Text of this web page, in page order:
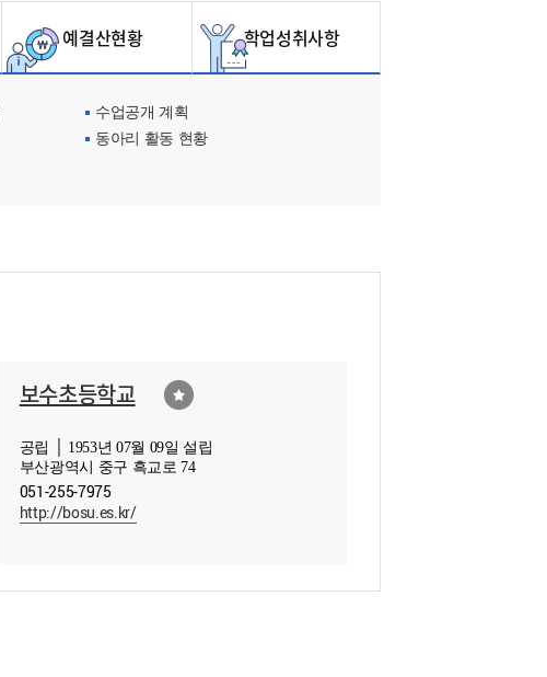
예결산현황 학업성취사항
수업공개 계획
동아리 활동 현황
보수초등학교
공립 │ 1953년 07월 09일 설립
부산광역시 중구 흑교로 74
051-255-7975
http://bosu.es.kr/